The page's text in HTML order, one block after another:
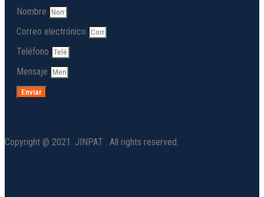
Nombre
Correo electrónico
Teléfono
Mensaje
Enviar
Copyright @ 2021. JINPAT . All rights reserved.